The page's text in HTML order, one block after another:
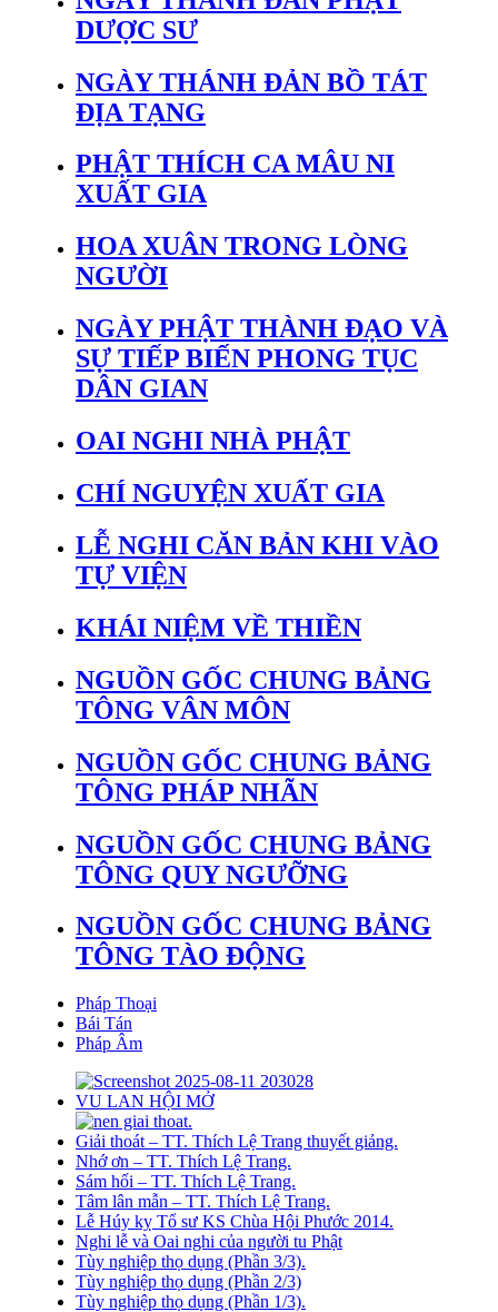
DƯỢC SƯ
NGÀY THÁNH ĐẢN BỒ TÁT
ĐỊA TẠNG
PHẬT THÍCH CA MÂU NI
XUẤT GIA
HOA XUÂN TRONG LÒNG
NGƯỜI
NGÀY PHẬT THÀNH ĐẠO VÀ
SỰ TIẾP BIẾN PHONG TỤC
DÂN GIAN
OAI NGHI NHÀ PHẬT
CHÍ NGUYỆN XUẤT GIA
LỄ NGHI CĂN BẢN KHI VÀO
TỰ VIỆN
KHÁI NIỆM VỀ THIỀN
NGUỒN GỐC CHUNG BẢNG
TÔNG VÂN MÔN
NGUỒN GỐC CHUNG BẢNG
TÔNG PHÁP NHÃN
NGUỒN GỐC CHUNG BẢNG
TÔNG QUY NGƯỠNG
NGUỒN GỐC CHUNG BẢNG
TÔNG TÀO ĐỘNG
Pháp Thoại
Bái Tán
Pháp Âm
VU LAN HỘI MỞ
Giải thoát – TT. Thích Lệ Trang thuyết giảng.
Nhớ ơn – TT. Thích Lệ Trang.
Sám hối – TT. Thích Lệ Trang.
Tâm lân mẫn – TT. Thích Lệ Trang.
Lễ Húy kỵ Tổ sư KS Chùa Hội Phước 2014.
Nghi lễ và Oai nghi của người tu Phật
Tùy nghiệp thọ dụng (Phần 3/3).
Tùy nghiệp thọ dụng (Phần 2/3)
Tùy nghiệp thọ dụng (Phần 1/3).